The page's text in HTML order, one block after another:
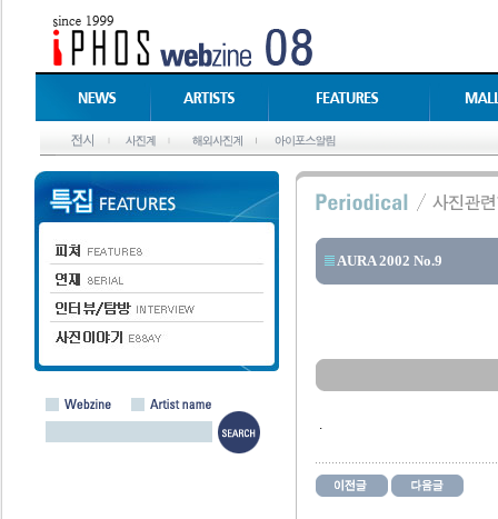
AURA 2002 No.9
.